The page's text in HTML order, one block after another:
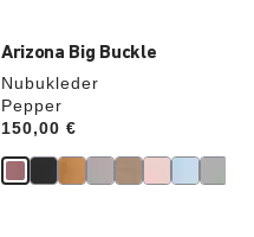
Arizona Big Buckle
Nubukleder
Pepper
Price:
150,00 €